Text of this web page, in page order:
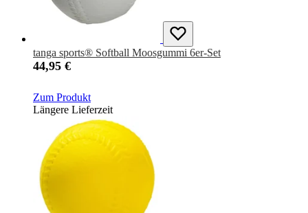
tanga sports® Softball Moosgummi 6er-Set
44,95 €
Zum Produkt
Längere Lieferzeit